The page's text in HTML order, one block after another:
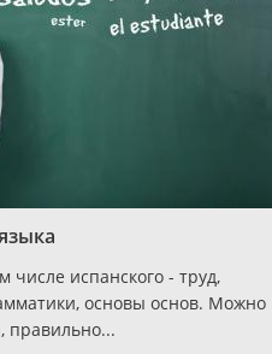
числе испанского - труд,
основы основ. Можно
правильно...